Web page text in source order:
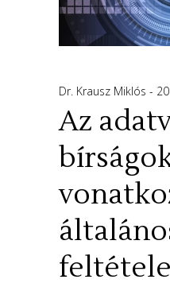
Dr. Krausz Miklós
Az